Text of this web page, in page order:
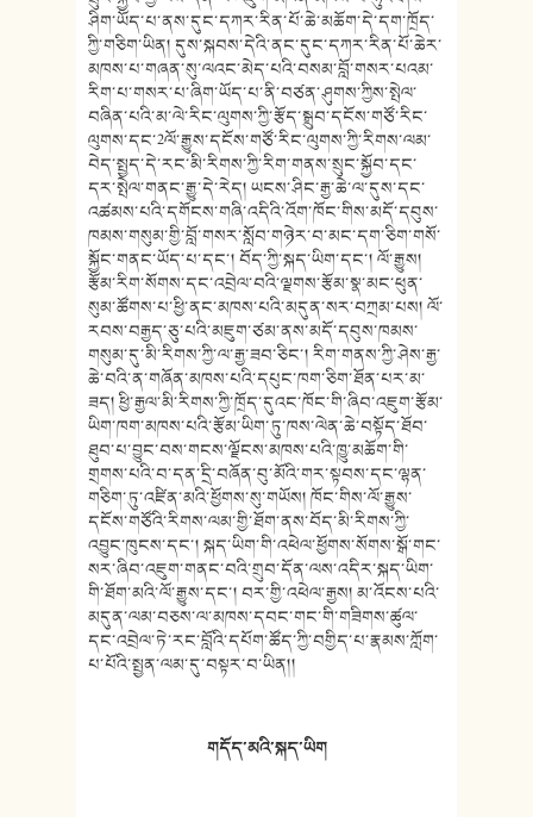
ཤིག་ཡོད་པ་ནས་དུང་དཀར་རིན་པོ་ཆེ་མཆོག་དེ་དག་ཁྲོད་
ཀྱི་གཅིག་ཡིན། དུས་སྐབས་དེའི་ནང་དུང་དཀར་རིན་པོ་ཆེར་
མཁས་པ་གཞན་སུ་ལའང་མེད་པའི་བསམ་བློ་གསར་པའམ་
རིག་པ་གསར་པ་ཞིག་ཡོད་པ་ནི་བཙན་ཤུགས་ཀྱིས་སྤེལ་
བཞིན་པའི་མ་ལེ་རིང་ལུགས་ཀྱི་རྩོད་སྒྲུབ་དངོས་གཙོ་རིང་
ལུགས་དང་2ལོ་རྒྱུས་དངོས་གཙོ་རིང་ལུགས་ཀྱི་རིགས་ལམ་
བེད་སྤྱད་དེ་རང་མི་རིགས་ཀྱི་རིག་གནས་སྲུང་སྐྱོབ་དང་
དར་སྤེལ་གནང་རྒྱུ་དེ་རེད། ཡངས་ཤིང་རྒྱ་ཆེ་ལ་དུས་དང་
འཚམས་པའི་དགོངས་གཞི་འདིའི་འོག་ཁོང་གིས་མདོ་དབུས་
ཁམས་གསུམ་གྱི་བློ་གསར་སློབ་གཉེར་བ་མང་དག་ཅིག་གསོ་
སྐྱོང་གནང་ཡོད་པ་དང་། བོད་ཀྱི་སྐད་ཡིག་དང་། ལོ་རྒྱུས།
རྩོམ་རིག་སོགས་དང་འབྲེལ་བའི་ལྗགས་རྩོམ་སྣ་མང་ཕུན་
སུམ་ཚོགས་པ་ཕྱི་ནང་མཁས་པའི་མདུན་སར་བཀྲམ་པས། ལོ་
རབས་བརྒྱད་ཅུ་པའི་མཇུག་ཙམ་ནས་མདོ་དབུས་ཁམས་
གསུམ་དུ་མི་རིགས་ཀྱི་ལ་རྒྱ་ཟབ་ཅིང་། རིག་གནས་ཀྱི་ཤེས་རྒྱ་
ཆེ་བའི་ན་གཞོན་མཁས་པའི་དཔུང་ཁག་ཅིག་ཐོན་པར་མ་
ཟད། ཕྱི་རྒྱལ་མི་རིགས་ཀྱི་ཁྲོད་དུའང་ཁོང་གི་ཞིབ་འཇུག་རྩོམ་
ཡིག་ཁག་མཁས་པའི་རྩོམ་ཡིག་ཏུ་ཁས་ལེན་ཆེ་བསྟོད་ཐོབ་
ཐུབ་པ་བྱུང་བས་གངས་ལྗོངས་མཁས་པའི་ཁྱུ་མཆོག་གི་
གྲགས་པའི་བ་དན་དྲི་བཞོན་བུ་མོའི་གར་སྟབས་དང་ལྷན་
གཅིག་ཏུ་འཛིན་མའི་ཕྱོགས་སུ་གཡོས། ཁོང་གིས་ལོ་རྒྱུས་
དངོས་གཙོའི་རིགས་ལམ་གྱི་ཐོག་ནས་བོད་མི་རིགས་ཀྱི་
འབྱུང་ཁུངས་དང་། སྐད་ཡིག་གི་འཕེལ་ཕྱོགས་སོགས་སྒོ་གང་
སར་ཞིབ་འཇུག་གནང་བའི་གྲུབ་དོན་ལས་འདིར་སྐད་ཡིག་
གི་ཐོག་མའི་ལོ་རྒྱུས་དང་། བར་གྱི་འཕེལ་རྒྱས། མ་འོངས་པའི་
མདུན་ལམ་བཅས་ལ་མཁས་དབང་གང་གི་གཟིགས་ཚུལ་
དང་འབྲེལ་ཏེ་རང་བློའི་དཔོག་ཚོད་ཀྱི་བགྱིད་པ་རྣམས་ཀློག་
པ་པོའི་སྤྱན་ལམ་དུ་བསྟར་བ་ཡིན།།
གདོད་མའི་སྐད་ཡིག